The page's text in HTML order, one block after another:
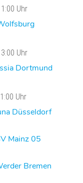
Uhr
Uhr
Dortmund
Uhr
Düsseldorf
Mainz 05
Bremen